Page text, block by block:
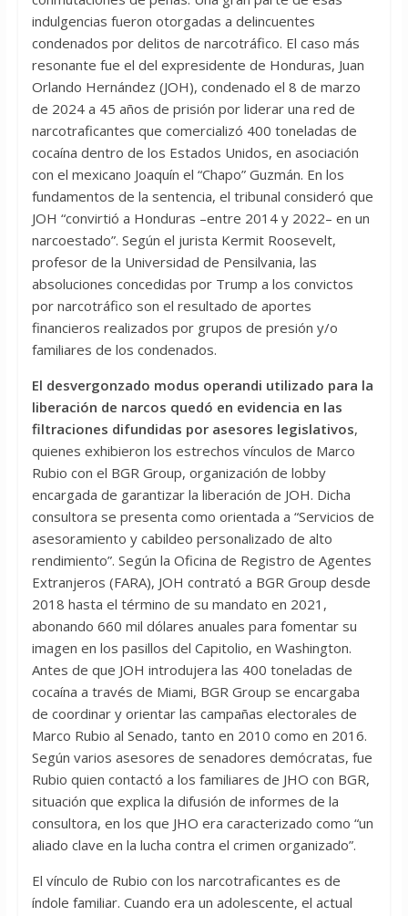
indulgencias fueron otorgadas a delincuentes
condenados por delitos de narcotráfico. El caso más
resonante fue el del expresidente de Honduras, Juan
Orlando Hernández (JOH), condenado el 8 de marzo
de 2024 a 45 años de prisión por liderar una red de
narcotraficantes que comercializó 400 toneladas de
cocaína dentro de los Estados Unidos, en asociación
con el mexicano Joaquín el “Chapo” Guzmán. En los
fundamentos de la sentencia, el tribunal consideró que
JOH “convirtió a Honduras –entre 2014 y 2022– en un
narcoestado”. Según el jurista Kermit Roosevelt,
profesor de la Universidad de Pensilvania, las
absoluciones concedidas por Trump a los convictos
por narcotráfico son el resultado de aportes
financieros realizados por grupos de presión y/o
familiares de los condenados.
El desvergonzado modus operandi utilizado para la
liberación de narcos quedó en evidencia en las
filtraciones difundidas por asesores legislativos,
quienes exhibieron los estrechos vínculos de Marco
Rubio con el BGR Group, organización de lobby
encargada de garantizar la liberación de JOH. Dicha
consultora se presenta como orientada a “Servicios de
asesoramiento y cabildeo personalizado de alto
rendimiento”. Según la Oficina de Registro de Agentes
Extranjeros (FARA), JOH contrató a BGR Group desde
2018 hasta el término de su mandato en 2021,
abonando 660 mil dólares anuales para fomentar su
imagen en los pasillos del Capitolio, en Washington.
Antes de que JOH introdujera las 400 toneladas de
cocaína a través de Miami, BGR Group se encargaba
de coordinar y orientar las campañas electorales de
Marco Rubio al Senado, tanto en 2010 como en 2016.
Según varios asesores de senadores demócratas, fue
Rubio quien contactó a los familiares de JHO con BGR,
situación que explica la difusión de informes de la
consultora, en los que JHO era caracterizado como “un
aliado clave en la lucha contra el crimen organizado”.
El vínculo de Rubio con los narcotraficantes es de
índole familiar. Cuando era un adolescente, el actual